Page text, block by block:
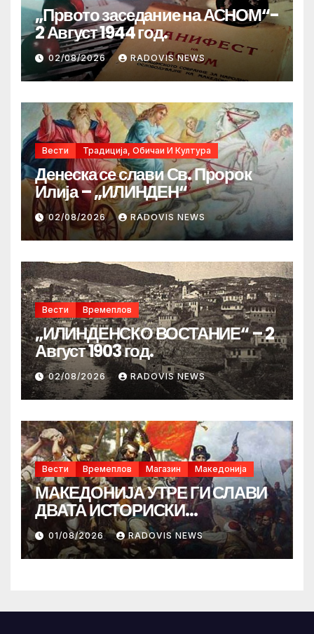
„Првото заседание на АСНОМ“-
2 Август 1944 год.
02/08/2026 RADOVIS NEWS
Вести Традиција, Обичаи И Култура
Денеска се слави Св. Пророк
Илија – „ИЛИНДЕН“
02/08/2026 RADOVIS NEWS
Вести Времеплов
„ИЛИНДЕНСКО ВОСТАНИЕ“ – 2
Август 1903 год.
02/08/2026 RADOVIS NEWS
Вести Времеплов Магазин Македонија
МАКЕДОНИЈА УТРЕ ГИ СЛАВИ
ДВАТА ИСТОРИСКИ
ИЛИНДЕНА!
01/08/2026 RADOVIS NEWS